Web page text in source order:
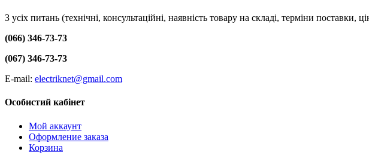
З усіх питань (технічні, консультаційні, наявність товару на складі, терміни
(066) 346-73-73
(067) 346-73-73
E-mail: electriknet@gmail.com
Особистий кабінет
Мой аккаунт
Оформление заказа
Корзина